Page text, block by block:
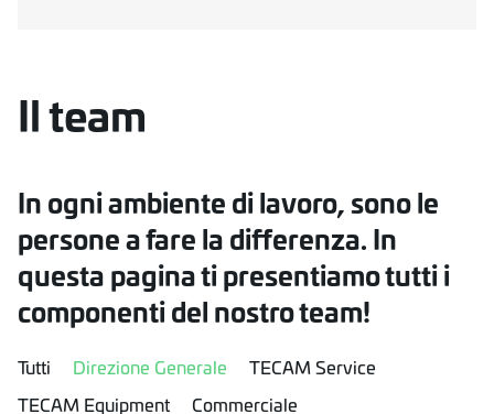
Il team
In ogni ambiente di lavoro, sono le
persone a fare la differenza. In
questa pagina ti presentiamo tutti i
componenti del nostro team!
Tutti Direzione Generale TECAM Service
TECAM Equipment Commerciale